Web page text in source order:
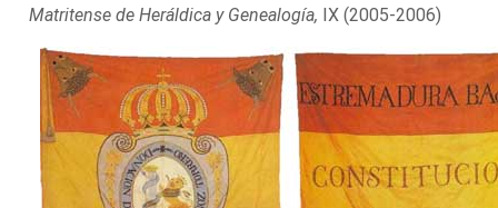
Matritense de Heráldica y Genealogía, IX (2005-2006)